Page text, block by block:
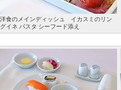
洋食のメインディッシュ イカスミのリン
グイネ パスタ シーフード添え